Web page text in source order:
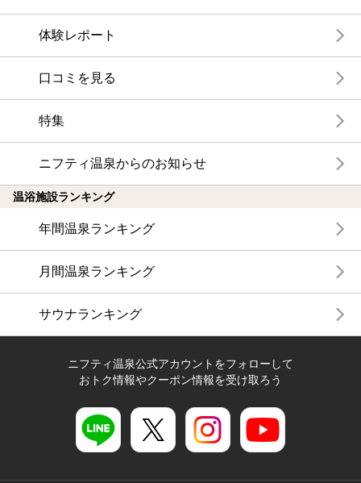
体験レポート
口コミを見る
特集
ニフティ温泉からのお知らせ
温浴施設ランキング
年間温泉ランキング
月間温泉ランキング
サウナランキング
ニフティ温泉公式アカウントをフォローして
おトク情報やクーポン情報を受け取ろう